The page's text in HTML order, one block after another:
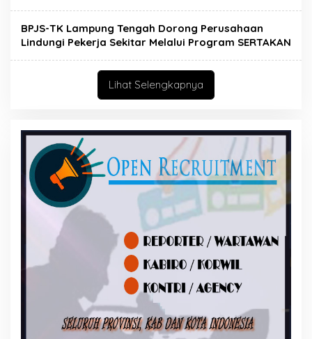
BPJS-TK Lampung Tengah Dorong Perusahaan
Lindungi Pekerja Sekitar Melalui Program SERTAKAN
Lihat Selengkapnya